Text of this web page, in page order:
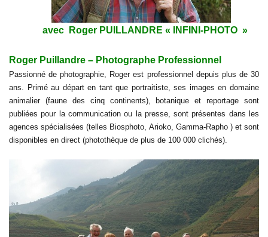
avec Roger PUILLANDRE « INFINI-PHOTO»
Roger Puillandre – Photographe Professionnel
Passionné de photographie, Roger est professionnel depuis plus de 30
ans. Primé au départ en tant que portraitiste, ses images en domaine
animalier (faune des cinq continents), botanique et reportage sont
publiées pour la communication ou la presse, sont présentes dans les
agences spécialisées (telles Biosphoto, Arioko, Gamma-Rapho ) et sont
disponibles en direct (photothèque de plus de 100 000 clichés).